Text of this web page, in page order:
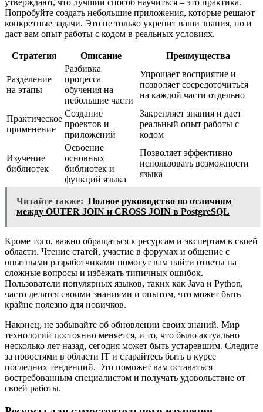
утверждают, что лучший способ научиться – это практика.
Попробуйте создать небольшие приложения, которые решают
конкретные задачи. Это не только укрепит ваши знания, но и
даст вам опыт работы с кодом в реальных условиях.
Стратегия Описание Преимущества
Разделение
на этапы
Разбивка
процесса
обучения на
небольшие части
Упрощает восприятие и
позволяет сосредоточиться
на каждой части отдельно
Практическое
применение
Создание
проектов и
приложений
Закрепляет знания и дает
реальный опыт работы с
кодом
Изучение
библиотек
Освоение
основных
библиотек и
функций языка
Позволяет эффективно
использовать возможности
языка
Читайте также: Полное руководство по отличиям
между OUTER JOIN и CROSS JOIN в PostgreSQL
Кроме того, важно обращаться к ресурсам и экспертам в своей
области. Чтение статей, участие в форумах и общение с
опытными разработчиками помогут вам найти ответы на
сложные вопросы и избежать типичных ошибок.
Пользователи популярных языков, таких как Java и Python,
часто делятся своими знаниями и опытом, что может быть
крайне полезно для новичков.
Наконец, не забывайте об обновлении своих знаний. Мир
технологий постоянно меняется, и то, что было актуально
несколько лет назад, сегодня может быть устаревшим. Следите
за новостями в области IT и старайтесь быть в курсе
последних тенденций. Это поможет вам оставаться
востребованным специалистом и получать удовольствие от
своей работы.